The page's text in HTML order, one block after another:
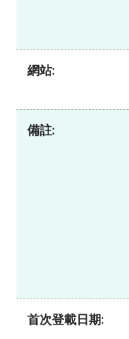
網站:
備註:
首次登載日期: